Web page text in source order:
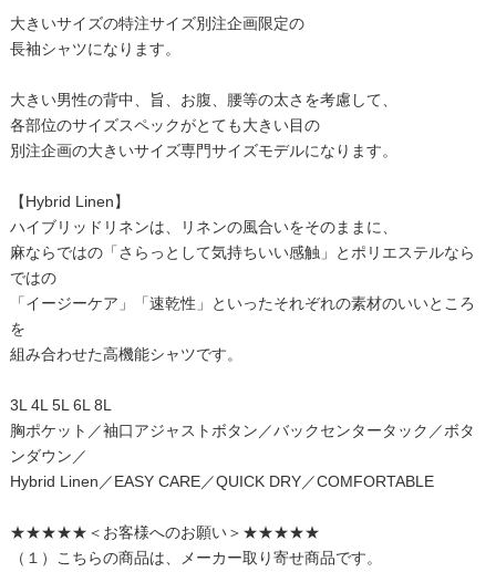
大きいサイズの特注サイズ別注企画限定の
長袖シャツになります。
大きい男性の背中、旨、お腹、腰等の太さを考慮して、
各部位のサイズスペックがとても大きい目の
別注企画の大きいサイズ専門サイズモデルになります。
【Hybrid Linen】
ハイブリッドリネンは、リネンの風合いをそのままに、
麻ならではの「さらっとして気持ちいい感触」とポリエステルなら
ではの
「イージーケア」「速乾性」といったそれぞれの素材のいいところ
を
組み合わせた高機能シャツです。
3L 4L 5L 6L 8L
胸ポケット／袖口アジャストボタン／バックセンタータック／ボタ
ンダウン／
Hybrid Linen／EASY CARE／QUICK DRY／COMFORTABLE
★★★★★＜お客様へのお願い＞★★★★★
（１）こちらの商品は、メーカー取り寄せ商品です。